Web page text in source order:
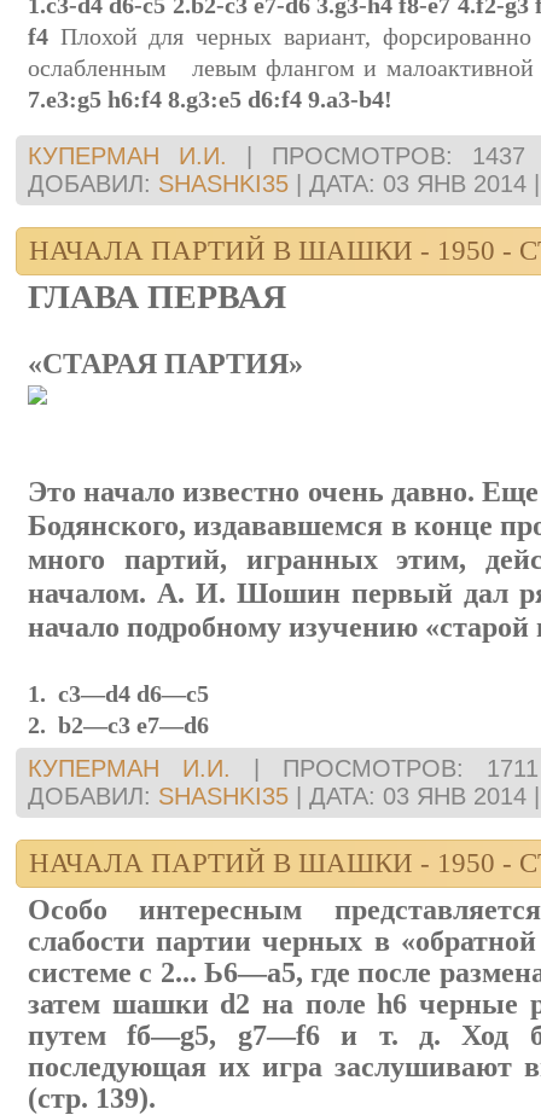
1.c3-d4 d6-c5 2.b2-c3 e7-d6 3.g3-h4 f8-e7 4.f2-
f4 Плохой для черных вариант,
ослабленным
левым флангом и
7.e3:g5 h6:f4 8.g3:e5 d6:f4 9.a3-b4!
КУПЕРМАН И.И. ПРОСМОТРОВ: 1437
ДОБАВИЛ: SHASHKI35 ДАТА: 03 ЯНВ 2014
НАЧАЛА ПАРТИЙ В ШАШКИ - 1950 -
ГЛАВА ПЕРВАЯ
«СТАРАЯ ПАРТИЯ»
Это начало известно очень давно.
Бодянского, издававшемся в конце
много партий, игранных этим,
началом. А. И. Шошин первый дал
начало подробному изучению «старой
1. с3—d4 d6—с5
2. b2—с3 е7—d6
КУПЕРМАН И.И. ПРОСМОТРОВ: 1711
ДОБАВИЛ: SHASHKI35 ДАТА: 03 ЯНВ 2014
НАЧАЛА ПАРТИЙ В ШАШКИ - 1950 -
Особо интересным
слабости партии черных в
системе с 2... Ь6—а5, где после
затем шашки d2 на поле h6 черные
путем fб—g5, g7—f6 и т. д. Ход
последующая их игра заслушивают
(стр. 139).